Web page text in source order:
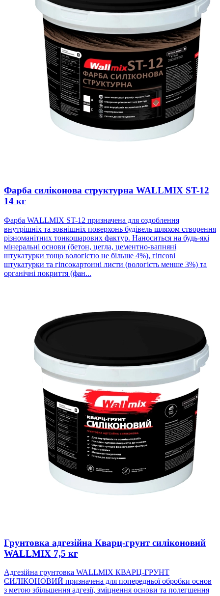
Фарба силіконова структурна WALLMIX ST-12
14 кг
Фарба WALLMIX ST-12 призначена для оздоблення
внутрішніх та зовнішніх поверхонь будівель шляхом створення
різноманітних тонкошарових фактур. Наноситься на будь-які
мінеральні основи (бетон, цегла, цементно-вапняні
штукатурки тощо вологістю не більше 4%), гіпсові
штукатурки та гіпсокартонні листи (вологість менше 3%) та
органічні покриття (фан...
Грунтовка адгезійна Кварц-грунт силіконовий
WALLMIX 7,5 кг
Адгезійна грунтовка WALLMIX КВАРЦ-ГРУНТ
СИЛІКОНОВИЙ призначена для попередньої обробки основ
з метою збільшення адгезії, зміцнення основи та полегшення